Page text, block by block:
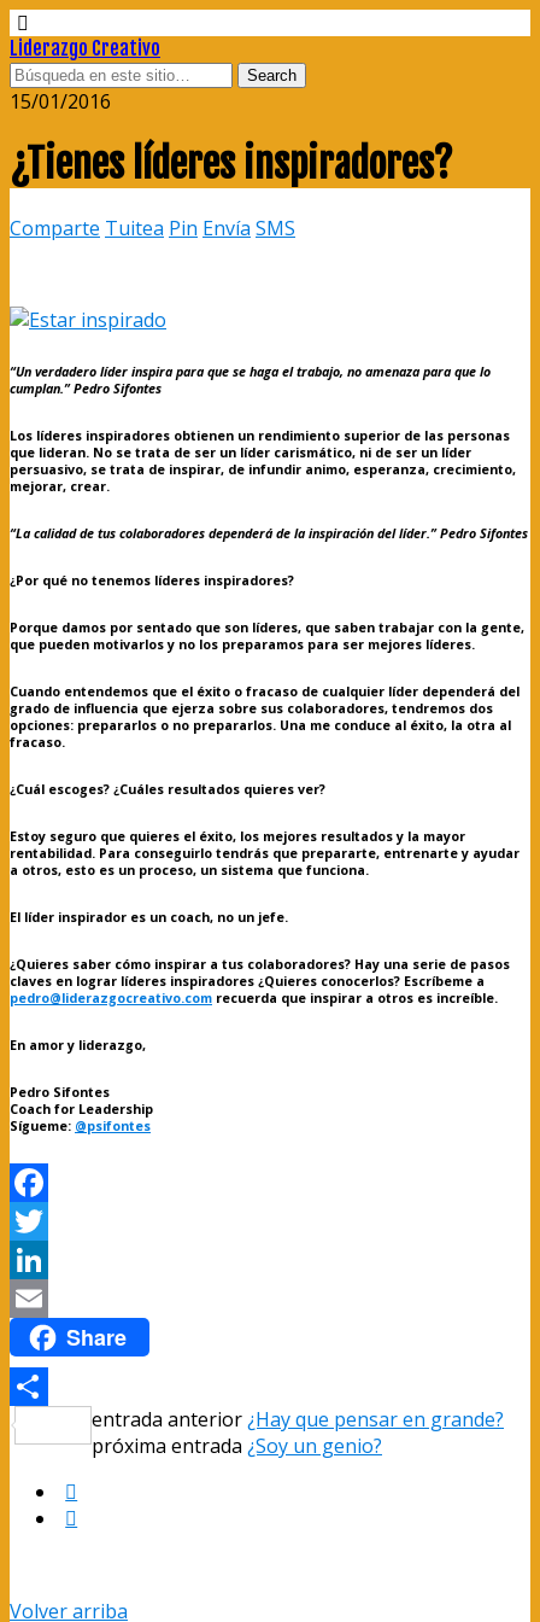
Liderazgo Creativo
15/01/2016
¿Tienes líderes inspiradores?
Comparte Tuitea Pin Envía SMS
“Un verdadero líder inspira para que se haga el trabajo, no amenaza para que lo
cumplan.” Pedro Sifontes
Los líderes inspiradores obtienen un rendimiento superior de las personas
que lideran. No se trata de ser un líder carismático, ni de ser un líder
persuasivo, se trata de inspirar, de infundir animo, esperanza, crecimiento,
mejorar, crear.
“La calidad de tus colaboradores dependerá de la inspiración del líder.” Pedro Sifontes
¿Por qué no tenemos líderes inspiradores?
Porque damos por sentado que son líderes, que saben trabajar con la gente,
que pueden motivarlos y no los preparamos para ser mejores líderes.
Cuando entendemos que el éxito o fracaso de cualquier líder dependerá del
grado de influencia que ejerza sobre sus colaboradores, tendremos dos
opciones: prepararlos o no prepararlos. Una me conduce al éxito, la otra al
fracaso.
¿Cuál escoges? ¿Cuáles resultados quieres ver?
Estoy seguro que quieres el éxito, los mejores resultados y la mayor
rentabilidad. Para conseguirlo tendrás que prepararte, entrenarte y ayudar
a otros, esto es un proceso, un sistema que funciona.
El líder inspirador es un coach, no un jefe.
¿Quieres saber cómo inspirar a tus colaboradores? Hay una serie de pasos
claves en lograr líderes inspiradores ¿Quieres conocerlos? Escríbeme a
pedro@liderazgocreativo.com recuerda que inspirar a otros es increíble.
En amor y liderazgo,
Pedro Sifontes
Coach for Leadership
Sígueme: @psifontes
Facebook
Twitter
LinkedIn
Email Share
Compartir
entrada anterior¿Hay que pensar en grande?
próxima entrada ¿Soy un genio?
Volver arriba